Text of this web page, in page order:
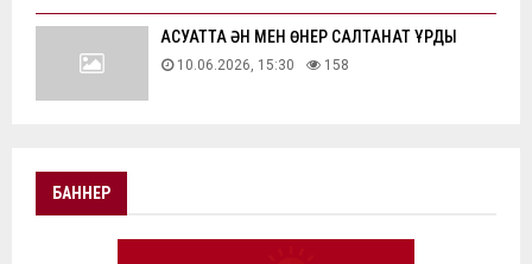
АҚСУАТТА ӘН МЕН ӨНЕР САЛТАНАТ ҚҰРДЫ
10.06.2026, 15:30 158
БАННЕР